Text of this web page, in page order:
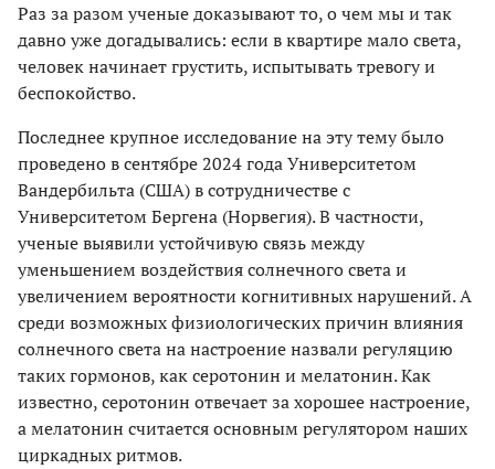
Раз за разом ученые доказывают то, о чем мы и так
давно уже догадывались: если в квартире мало света,
человек начинает грустить, испытывать тревогу и
беспокойство.
Последнее крупное исследование на эту тему было
проведено в сентябре 2024 года Университетом
Вандербильта (США) в сотрудничестве с
Университетом Бергена (Норвегия). В частности,
ученые выявили устойчивую связь между
уменьшением воздействия солнечного света и
увеличением вероятности когнитивных нарушений. А
среди возможных физиологических причин влияния
солнечного света на настроение назвали регуляцию
таких гормонов, как серотонин и мелатонин. Как
известно, серотонин отвечает за хорошее настроение,
а мелатонин считается основным регулятором наших
циркадных ритмов.